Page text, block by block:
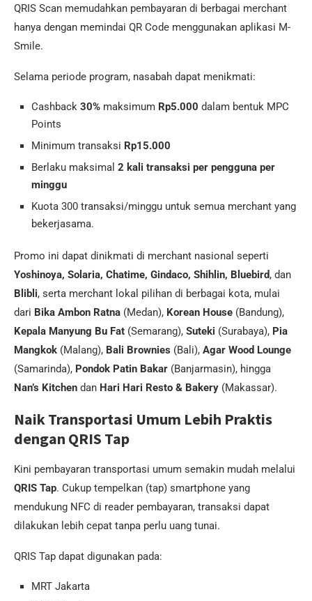
QRIS Scan memudahkan pembayaran di berbagai merchant
hanya dengan memindai QR Code menggunakan aplikasi M-
Smile.
Selama periode program, nasabah dapat menikmati:
Cashback 30% maksimum Rp5.000 dalam bentuk MPC
Points
Minimum transaksi Rp15.000
Berlaku maksimal 2 kali transaksi per pengguna per
minggu
Kuota 300 transaksi/minggu untuk semua merchant yang
bekerjasama.
Promo ini dapat dinikmati di merchant nasional seperti
Yoshinoya, Solaria, Chatime, Gindaco, Shihlin, Bluebird, dan
Blibli, serta merchant lokal pilihan di berbagai kota, mulai
dari Bika Ambon Ratna (Medan), Korean House (Bandung),
Kepala Manyung Bu Fat (Semarang), Suteki (Surabaya), Pia
Mangkok (Malang), Bali Brownies (Bali), Agar Wood Lounge
(Samarinda), Pondok Patin Bakar (Banjarmasin), hingga
Nan’s Kitchen dan Hari Hari Resto & Bakery (Makassar).
Naik Transportasi Umum Lebih Praktis
dengan QRIS Tap
Kini pembayaran transportasi umum semakin mudah melalui
QRIS Tap. Cukup tempelkan (tap) smartphone yang
mendukung NFC di reader pembayaran, transaksi dapat
dilakukan lebih cepat tanpa perlu uang tunai.
QRIS Tap dapat digunakan pada:
MRT Jakarta